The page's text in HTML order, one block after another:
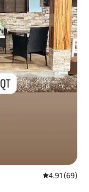
Calificación
4.91 (69)